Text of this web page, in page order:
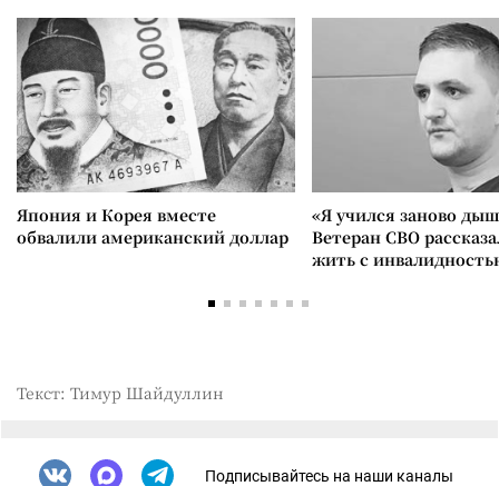
Япония и Корея вместе
обвалили американский доллар
«Я учился заново
Ветеран СВО
жить с
Текст: Тимур Шайдуллин
Подписывайтесь на наши каналы